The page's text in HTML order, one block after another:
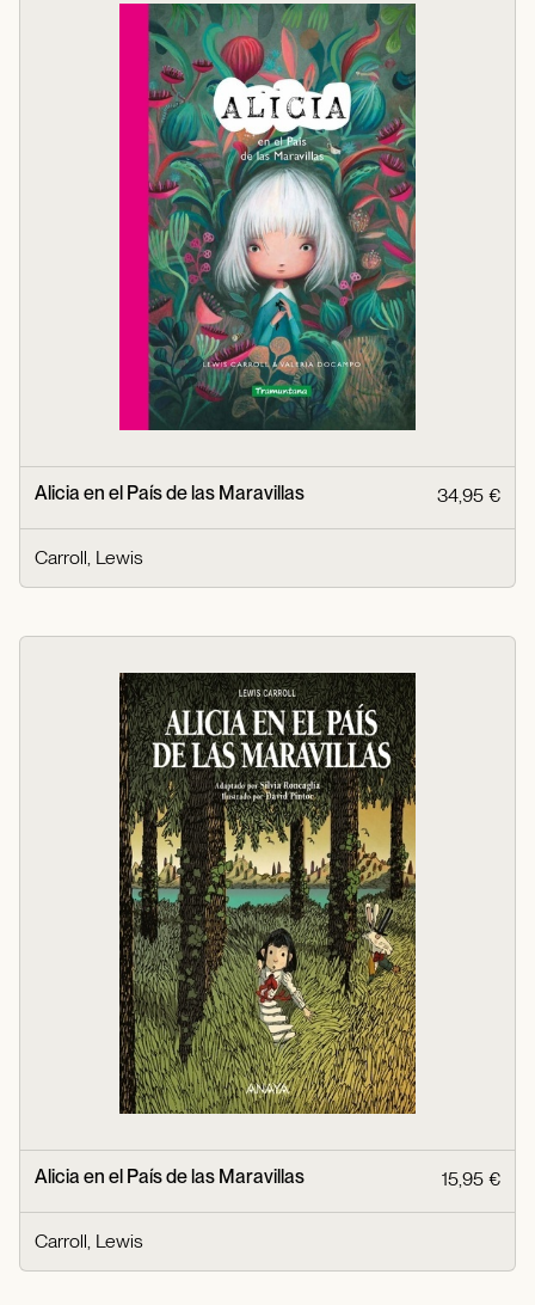
Alicia en el País de las Maravillas 34,95 €
Carroll, Lewis
Alicia en el País de las Maravillas 15,95 €
Carroll, Lewis